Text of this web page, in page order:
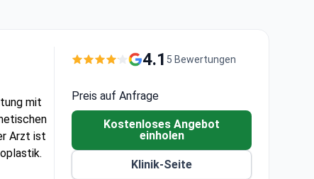
mit
Arzt ist
4.1 5 Bewertungen
Preis auf Anfrage
Kostenloses Angebot
einholen
Klinik-Seite